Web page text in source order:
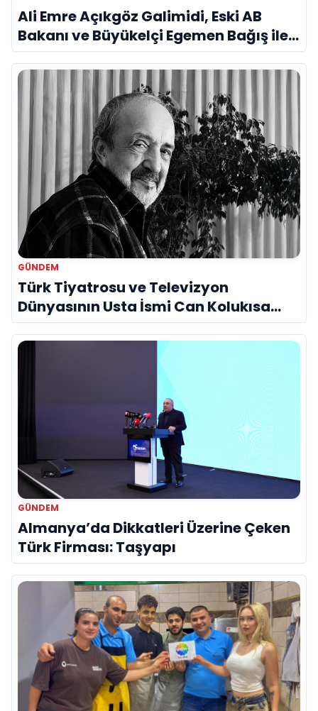
Ali Emre Açıkgöz Galimidi, Eski AB
Bakanı ve Büyükelçi Egemen Bağış ile
Bir Araya Geldi
GÜNDEM
Türk Tiyatrosu ve Televizyon
Dünyasının Usta İsmi Can Kolukısa
Hayatını Kaybetti
GÜNDEM
Almanya’da Dikkatleri Üzerine Çeken
Türk Firması: Taşyapı